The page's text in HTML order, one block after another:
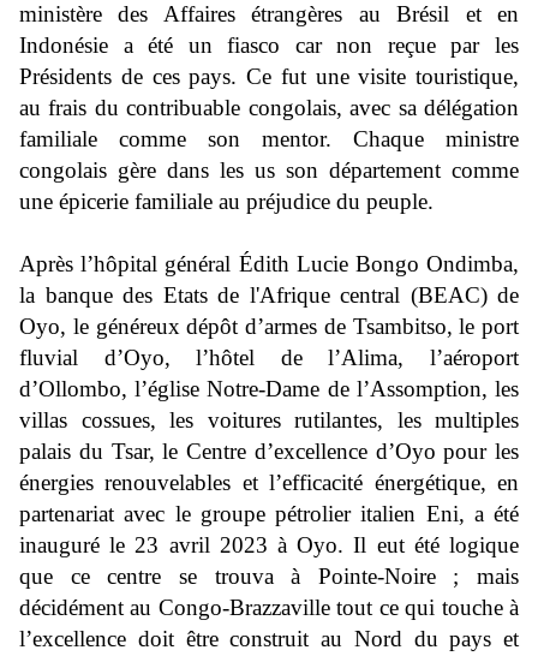
ministère des Affaires étrangères au Brésil et en
Indonésie a été un fiasco car non reçue par les
Présidents de ces pays. Ce fut une visite touristique,
au frais du contribuable congolais, avec sa délégation
familiale comme son mentor. Chaque ministre
congolais gère dans les us son département comme
une épicerie familiale au préjudice du peuple.
Après l’hôpital général Édith Lucie Bongo Ondimba,
la banquedes Etats de l'Afrique central (BEAC) de
Oyo, le généreux dépôt d’armes de Tsambitso, le port
fluvial d’Oyo, l’hôtel de l’Alima, l’aéroport
d’Ollombo, l’église Notre-Dame de l’Assomption, les
villas cossues, les voitures rutilantes, les multiples
palais du Tsar, le Centre d’excellence d’Oyo pour les
énergies renouvelables et l’efficacité énergétique, en
partenariat avec le groupe pétrolier italien Eni, a été
inauguré le 23 avril 2023 à Oyo. Il eut été logique
que ce centre se trouva à Pointe-Noire ; mais
décidément au Congo-Brazzaville tout ce qui touche à
l’excellence doit être construit au Nord du pays et